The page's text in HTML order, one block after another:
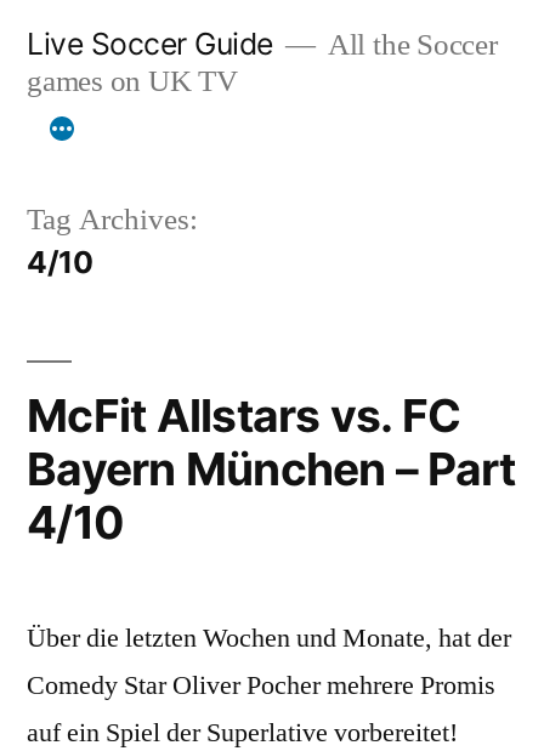
content
Live Soccer Guide
All the Soccer
games on UK TV
Tag Archives:
4/10
McFit Allstars vs. FC
Bayern München – Part
4/10
Über die letzten Wochen und Monate, hat der
Comedy Star Oliver Pocher mehrere Promis
auf ein Spiel der Superlative vorbereitet!